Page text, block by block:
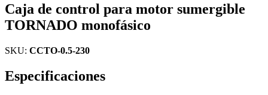
Caja de control para motor sumergible
TORNADO monofásico
SKU: CCTO-0.5-230
Especificaciones